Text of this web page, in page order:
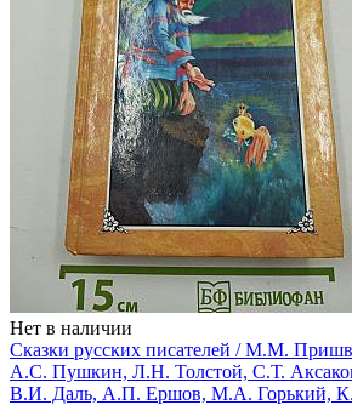
Нет в наличии
Сказки русских писателей / М.М.
А.С. Пушкин, Л.Н. Толстой, С.Т.
В.И. Даль, А.П. Ершов, М.А. Горький,